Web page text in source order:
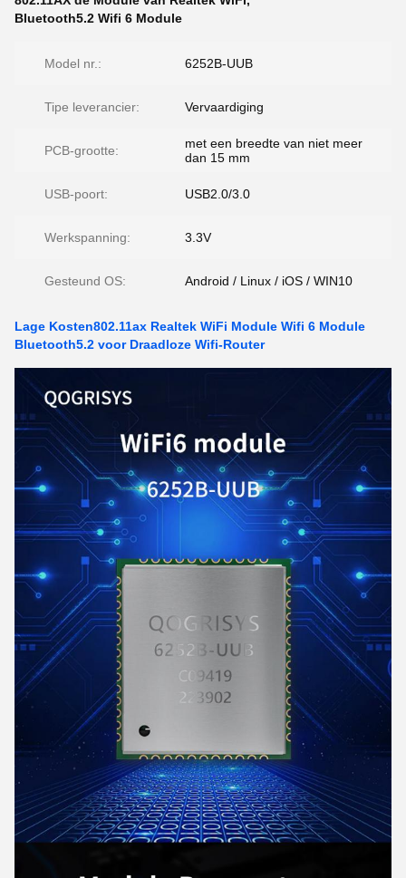
Bluetooth5.2 Wifi 6 Module
Model nr.: 6252B-UUB
Tipe leverancier: Vervaardiging
PCB-grootte:
met een breedte van niet meer
dan 15 mm
USB-poort: USB2.0/3.0
Werkspanning: 3.3V
Gesteund OS: Android / Linux / iOS / WIN10
Lage Kosten802.11ax Realtek WiFi Module Wifi 6 Module
Bluetooth5.2 voor Draadloze Wifi-Router